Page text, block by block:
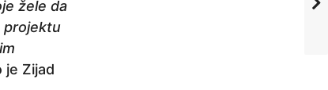
žele da
projektu
je Zijad